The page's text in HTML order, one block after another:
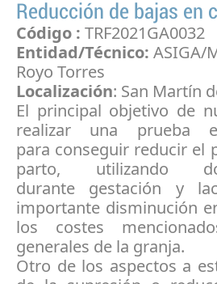
Reducción de bajas en
Código : TRF2021GA0032
Entidad/Técnico: ASIGA/
Royo Torres
Localización: San Martín
El principal objetivo de
realizar una prueba
para conseguir reducir el
parto, utilizando
durante gestación y
importante disminución
los costes
generales de la granja.
Otro de los aspectos a